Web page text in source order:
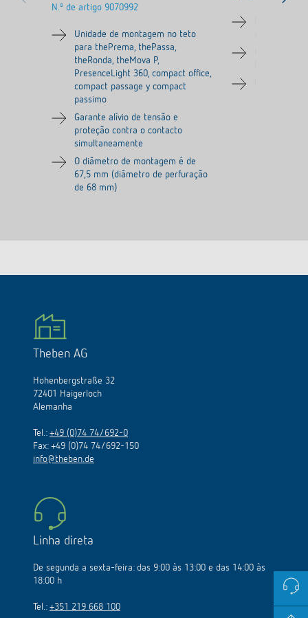
N.º de artigo 9070992
Unidade de montagem no teto
para thePrema, thePassa,
theRonda, theMova P,
PresenceLight 360, compact office,
compact passage y compact
passimo
Garante alívio de tensão e
proteção contra o contacto
simultaneamente
O diâmetro de montagem é de
67,5 mm (diâmetro de perfuração
de 68 mm)
Theben AG
Hohenbergstraße 32
72401 Haigerloch
Alemanha
Tel.: +49 (0)74 74/692-0
Fax: +49 (0)74 74/692-150
info@theben.de
Linha direta
De segunda a sexta-feira: das 9:00 às 13:00 e das 14:00 às
18:00 h
Tel.: +351 219 668 100